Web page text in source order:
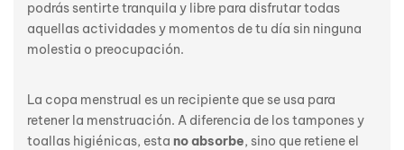
podrás sentirte tranquila y libre para disfrutar todas
aquellas actividades y momentos de tu día sin ninguna
molestia o preocupación.
La copa menstrual es un recipiente que se usa para
retener la menstruación. A diferencia de los tampones y
toallas higiénicas, esta no absorbe, sino que retiene el